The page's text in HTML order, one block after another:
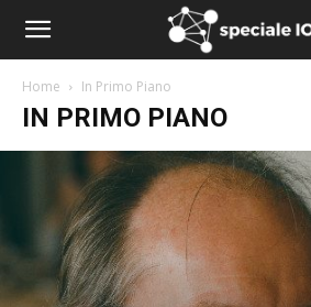
Home In Primo Piano
IN PRIMO PIANO